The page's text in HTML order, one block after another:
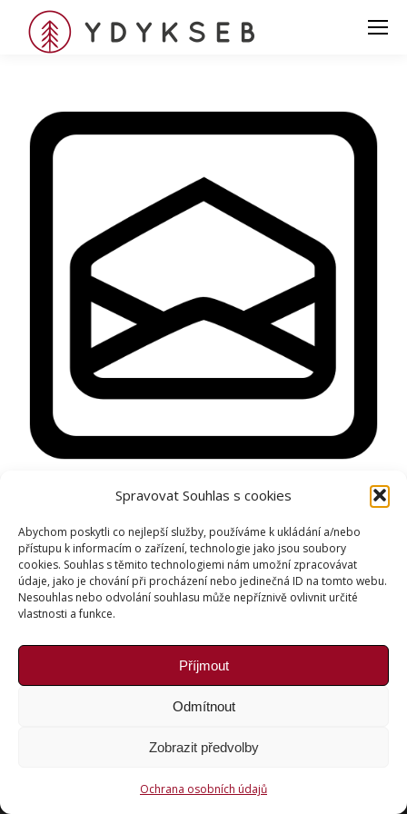
Spravovat Souhlas s cookies
Abychom poskytli co nejlepší služby, používáme k ukládání a/nebo
přístupu k informacím o zařízení, technologie jako jsou soubory
cookies. Souhlas s těmito technologiemi nám umožní zpracovávat
údaje, jako je chování při procházení nebo jedinečná ID na tomto webu.
Nesouhlas nebo odvolání souhlasu může nepříznivě ovlivnit určité
vlastnosti a funkce.
Příjmout
Odmítnout
Zobrazit předvolby
Ochrana osobních údajů
Copyright © Weiron Dynamics, s.r.o. |Tvorba webových
stránekaSEO